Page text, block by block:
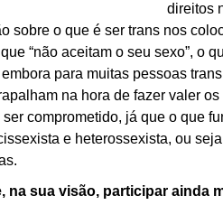
direitos
sobre o que é ser trans nos
“não aceitam o seu sexo”, o
para muitas pessoas
na hora de fazer valer
comprometido, já que o que
e heterossexista, ou
na sua visão, participar ainda